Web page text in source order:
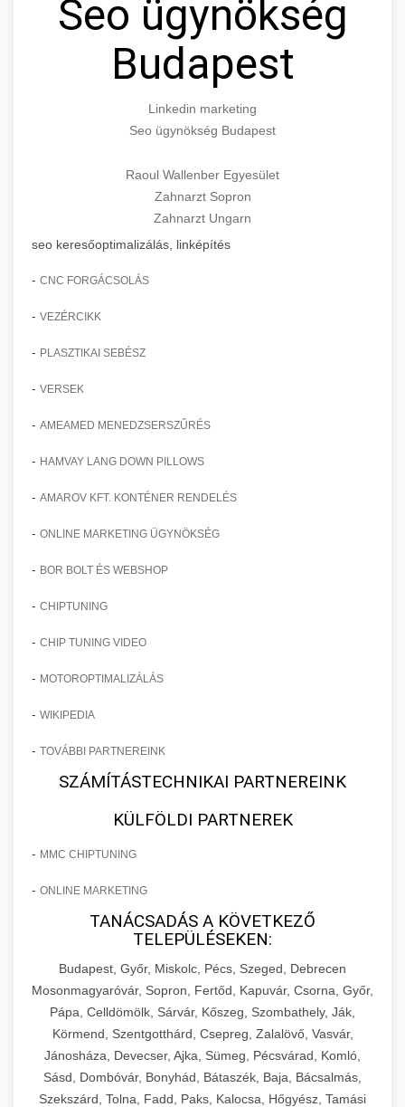
Seo ügynökség
Budapest
Linkedin marketing
Seo ügynökség Budapest
Raoul Wallenber Egyesület
Zahnarzt Sopron
Zahnarzt Ungarn
seo keresőoptimalizálás, linképítés
- CNC FORGÁCSOLÁS
- VEZÉRCIKK
- PLASZTIKAI SEBÉSZ
- VERSEK
- AMEAMED MENEDZSERSZŰRÉS
- HAMVAY LANG DOWN PILLOWS
- AMAROV KFT. KONTÉNER RENDELÉS
- ONLINE MARKETING ÜGYNÖKSÉG
- BOR BOLT ÉS WEBSHOP
- CHIPTUNING
- CHIP TUNING VIDEO
- MOTOROPTIMALIZÁLÁS
- WIKIPEDIA
- TOVÁBBI PARTNEREINK
SZÁMÍTÁSTECHNIKAI PARTNEREINK
KÜLFÖLDI PARTNEREK
- MMC CHIPTUNING
- ONLINE MARKETING
TANÁCSADÁS A KÖVETKEZŐ
TELEPÜLÉSEKEN:
Budapest, Győr, Miskolc, Pécs, Szeged, Debrecen
Mosonmagyaróvár, Sopron, Fertőd, Kapuvár, Csorna, Győr,
Pápa, Celldömölk, Sárvár, Kőszeg, Szombathely, Ják,
Körmend, Szentgotthárd, Csepreg, Zalalövő, Vasvár,
Jánosháza, Devecser, Ajka, Sümeg, Pécsvárad, Komló,
Sásd, Dombóvár, Bonyhád, Bátaszék, Baja, Bácsalmás,
Szekszárd, Tolna, Fadd, Paks, Kalocsa, Hőgyész, Tamási